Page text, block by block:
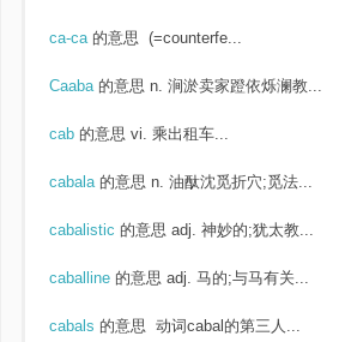
ca-ca 的意思 (=counterfe...
Caaba 的意思 n. 涧淤卖家蹬依烁澜教...
cab 的意思 vi. 乘出租车...
cabala 的意思 n. 油酞沈觅折穴;觅法...
cabalistic 的意思 adj. 神妙的;犹太教...
caballine 的意思 adj. 马的;与马有关...
cabals 的意思 动词cabal的第三人...